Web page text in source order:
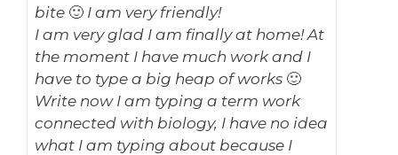
bite 🙂 I am very friendly!
I am very glad I am finally at home! At
the moment I have much work and I
have to type a big heap of works 🙂
Write now I am typing a term work
connected with biology, I have no idea
what I am typing about because I